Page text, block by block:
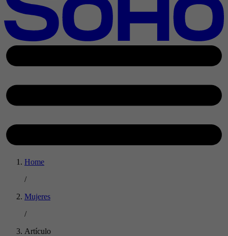
Home
/
Mujeres
/
Artículo